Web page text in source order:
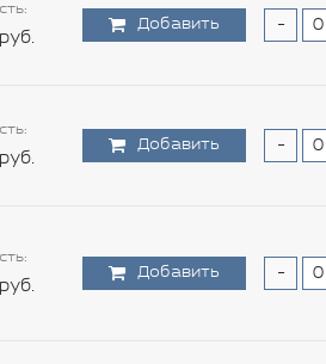
Добавить -
Добавить -
Добавить -